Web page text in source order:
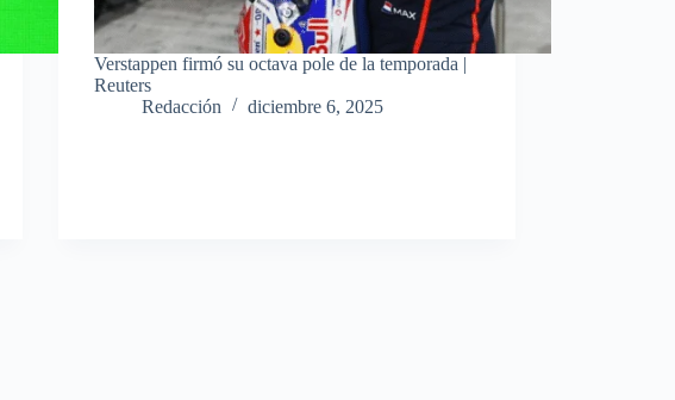
Verstappen firmó su octava pole de la temporada |
Reuters
Redacción
diciembre 6, 2025